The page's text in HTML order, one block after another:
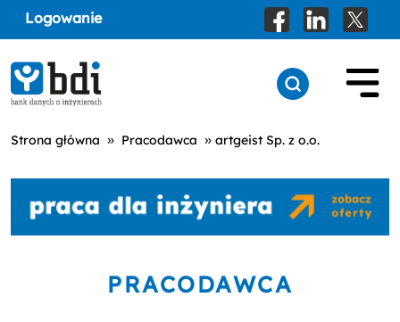
Logowanie
Strona główna » Pracodawca » artgeist Sp. z o.o.
PRACODAWCA